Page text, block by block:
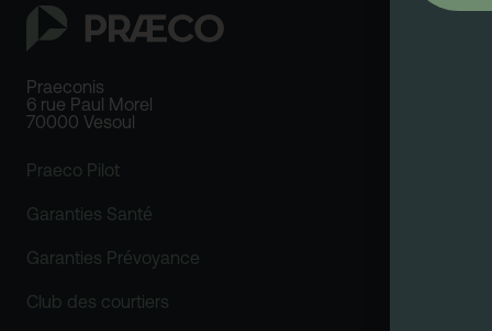
Praeconis
6 rue Paul Morel
70000 Vesoul
Praeco Pilot
Garanties Santé
Garanties Prévoyance
Club des courtiers